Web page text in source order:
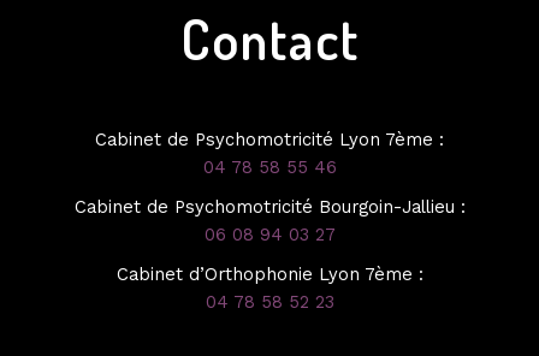
Contact
Cabinet de Psychomotricité Lyon 7ème :
04 78 58 55 46
Cabinet de Psychomotricité Bourgoin-Jallieu :
06 08 94 03 27
Cabinet d’Orthophonie Lyon 7ème :
04 78 58 52 23